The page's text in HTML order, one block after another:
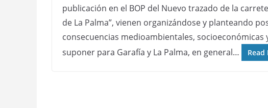
publicación en el BOP del Nuevo trazado de la
de La Palma”, vienen organizándose y planteando
consecuencias medioambientales,
suponer para Garafía y La Palma, en general…
Read